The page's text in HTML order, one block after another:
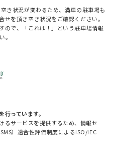
き状況が変わるため、満車の駐車場も
を頂き空き状況をご確認ください。
ので、「これは！」という駐車場情報
。
っています。
るサービスを提供するため、情報セ
）適合性評価制度によるISO/IEC